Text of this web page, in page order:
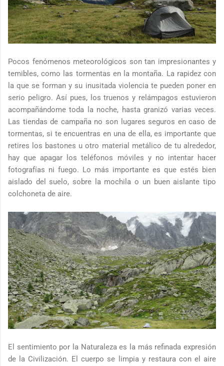
Pocos fenómenos meteorológicos son tan impresionantes y
temibles, como las tormentas en la montaña. La rapidez con
la que se forman y su inusitada violencia te pueden poner en
serio peligro. Así pues, los truenos y relámpagos estuvieron
acompañándome toda la noche, hasta granizó varias veces.
Las tiendas de campaña no son lugares seguros en caso de
tormentas, si te encuentras en una de ella, es importante que
retires los bastones u otro material metálico de tu alrededor,
hay que apagar los teléfonos móviles y no intentar hacer
fotografías ni fuego. Lo más importante es que estés bien
aislado del suelo, sobre la mochila o un buen aislante tipo
colchoneta de aire.
El sentimiento por la Naturaleza es la más refinada expresión
de la Civilización. El cuerpo se limpia y restaura con el aire